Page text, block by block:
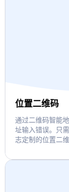
位置二维码
通过二维码智能
址输入错误。只
志定制的位置二